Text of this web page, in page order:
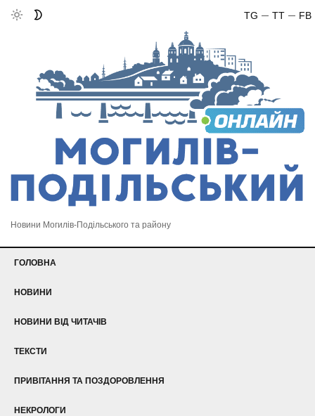
FB
TT
TG
Новини Могилів-Подільського та району
ГОЛОВНА
НОВИНИ
НОВИНИ ВІД ЧИТАЧІВ
ТЕКСТИ
ПРИВІТАННЯ ТА ПОЗДОРОВЛЕННЯ
НЕКРОЛОГИ